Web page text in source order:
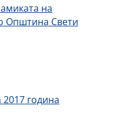
на
Општина Свети
година